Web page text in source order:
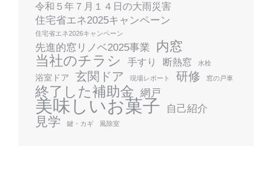
令和５年７月１４日の大雨災害
住宅省エネ2025キャンペーン
住宅省エネ2026キャンペーン
先進的窓リノベ2025事業 内窓
当社のチラシ 手すり 断熱窓 水栓
浴室ドア 玄関ドア 現場レポート 研修 窓の戸車
終了した補助金 網戸
美味しいお菓子 自己紹介
見学 鍵・カギ 風除室